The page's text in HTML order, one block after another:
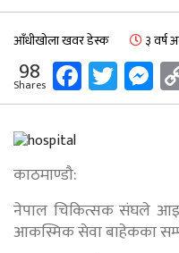
आँधीखोला खवर डेस्क ३ वर्ष
98
Shares
काठमाण्डौ:
नेपाल चिकित्सक संघले
आकस्मिक सेवा बाहेकका